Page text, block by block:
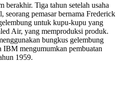
berakhir. Tiga tahun setelah usaha
seorang pemasar bernama Frederick
untuk kupu-kupu yang
Air, yang memproduksi produk.
bungkus gelembung
IBM mengumumkan pembuatan
1959.